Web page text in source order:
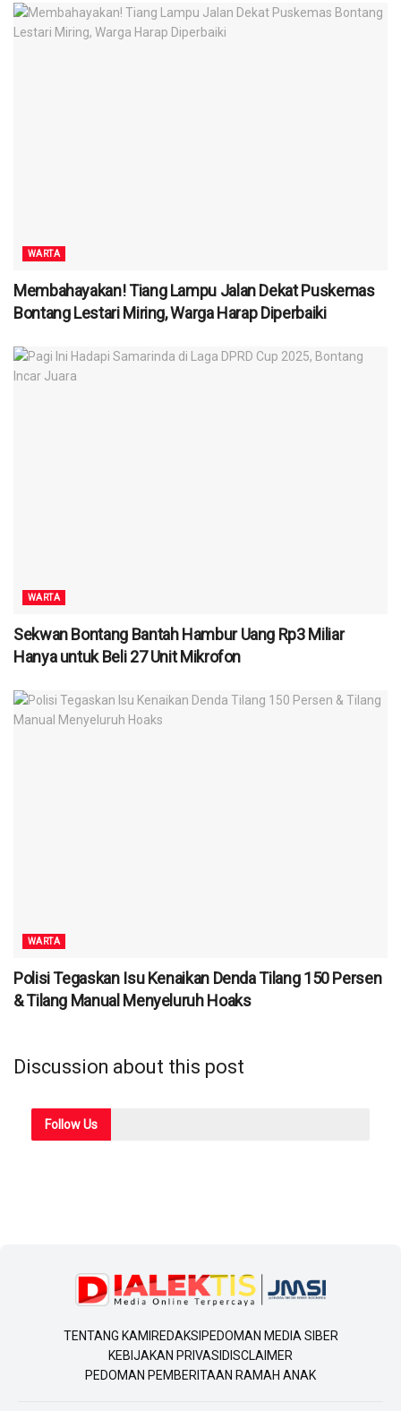
WARTA
Membahayakan! Tiang Lampu Jalan Dekat Puskemas
Bontang Lestari Miring, Warga Harap Diperbaiki
WARTA
Sekwan Bontang Bantah Hambur Uang Rp3 Miliar
Hanya untuk Beli 27 Unit Mikrofon
WARTA
Polisi Tegaskan Isu Kenaikan Denda Tilang 150 Persen
& Tilang Manual Menyeluruh Hoaks
Discussion about this post
FollowUs
TENTANG KAMI REDAKSI PEDOMAN MEDIA SIBER
KEBIJAKAN PRIVASI DISCLAIMER
PEDOMAN PEMBERITAAN RAMAH ANAK